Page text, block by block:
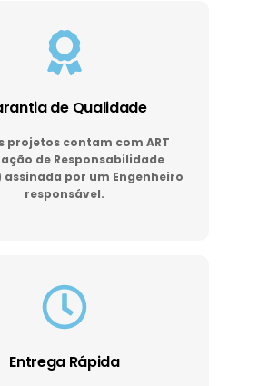
de Qualidade
projetos contam com ART
de Responsabilidade
assinada por um Engenheiro
responsável.
Entrega Rápida